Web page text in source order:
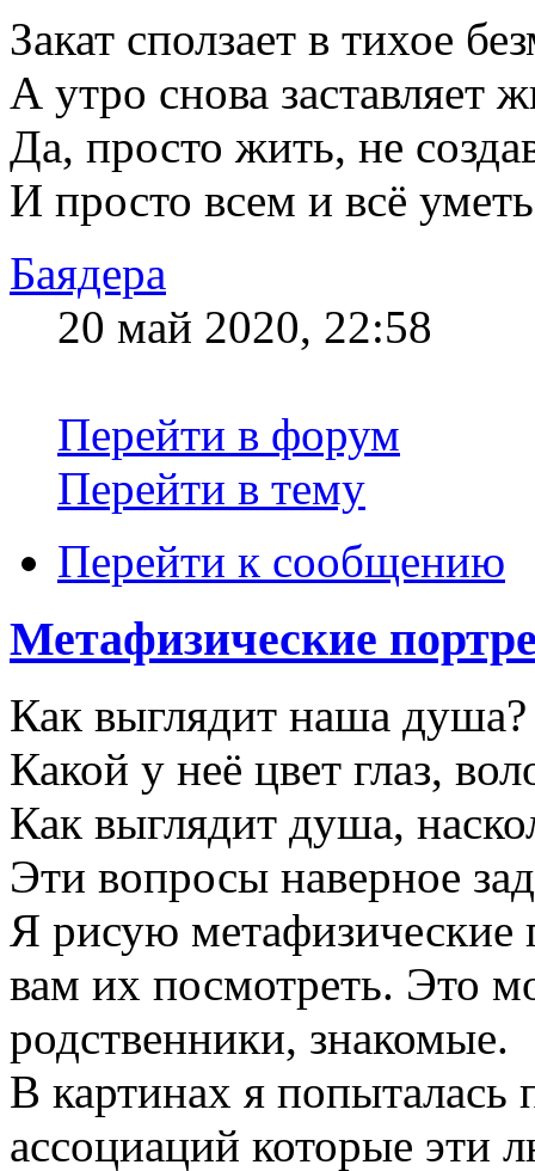
Закат сползает в тихое
А утро снова заставляет
Да, просто жить, не
И просто всем и всё
Баядера
20 май 2020, 22:58
Перейти в форум
Перейти в тему
Перейти к сообщению
Метафизические
Как выглядит наша душа?
Какой у неё цвет глаз,
Как выглядит душа,
Эти вопросы наверное
Я рисую метафизические
вам их посмотреть. Это
родственники, знакомые.
В картинах я попыталась
ассоциаций которые эти